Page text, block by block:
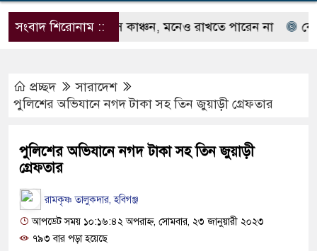
সংবাদ শিরোনাম ::
না ইলিয়াস কাঞ্চন, মনেও রাখতে পারেন না কেউ যদি
প্রচ্ছদ
সারাদেশ
পুলিশের অভিযানে নগদ টাকা সহ তিন জুয়াড়ী গ্রেফতার
পুলিশের অভিযানে নগদ টাকা সহ তিন জুয়াড়ী
গ্রেফতার
রামকৃষ্ণ তালুকদার, হবিগঞ্জ
আপডেট সময় ১০:১৬:৪২ অপরাহ্ন, সোমবার, ২৩ জানুয়ারী ২০২৩
৭৯৩ বার পড়া হয়েছে